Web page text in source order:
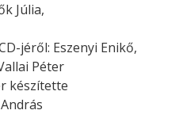
Júlia,
jéről: Eszenyi Enikő,
Péter
készítette